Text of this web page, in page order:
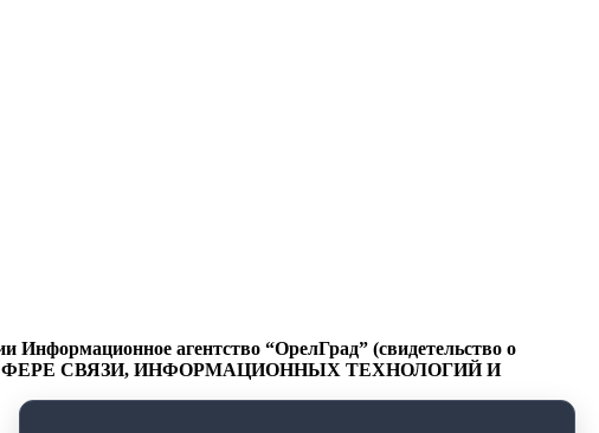
агентство “ОрелГрад” (свидетельство о
В СФЕРЕ СВЯЗИ, ИНФОРМАЦИОННЫХ ТЕХНОЛОГИЙ И